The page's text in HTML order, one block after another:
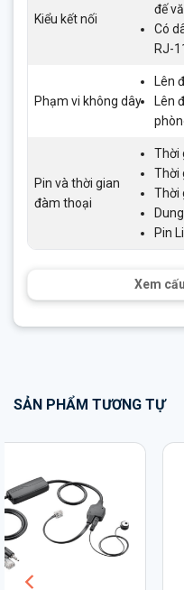
Kiểu kết nối
đế
Có
RJ-
Phạm vi không dây
Lên
Lên
Pin và thời gian
đàm thoại
Thời
Thời
Thời
Pin
Xem
SẢN PHẨM TƯƠNG TỰ